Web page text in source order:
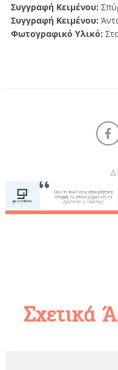
Συγγραφή Κειμένου:
Συγγραφή Κειμένου:
Φωτογραφικό Υλικό:
Σχετικά